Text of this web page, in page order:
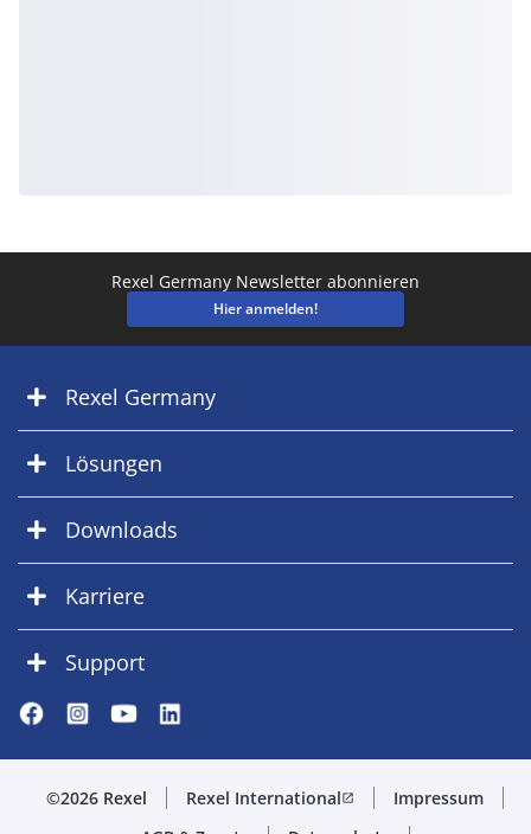
Rexel Germany Newsletter abonnieren
Hier anmelden!
Rexel Germany
Lösungen
Downloads
Karriere
Support
©2026 Rexel Rexel Internationalopen_in_new
Impressum